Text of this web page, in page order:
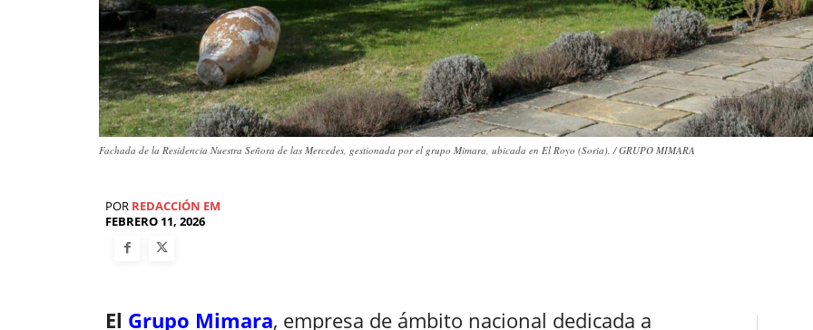
Fachada de la Residencia Nuestra Señora de las Mercedes, gestionada por el grupo Mimara, ubicada en El Royo (Soria). / GRUPO MIMARA
POR REDACCIÓN EM
FEBRERO 11, 2026
El Grupo Mimara, empresa de ámbito nacional dedicada a